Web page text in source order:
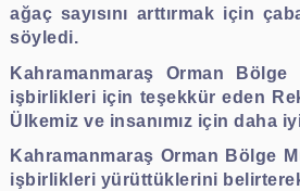
ağaç sayısını arttırmak için
söyledi.
Kahramanmaraş Orman
işbirlikleri için teşekkür eden
Ülkemiz ve insanımız için daha
Kahramanmaraş Orman Bölge
işbirlikleri yürüttüklerini